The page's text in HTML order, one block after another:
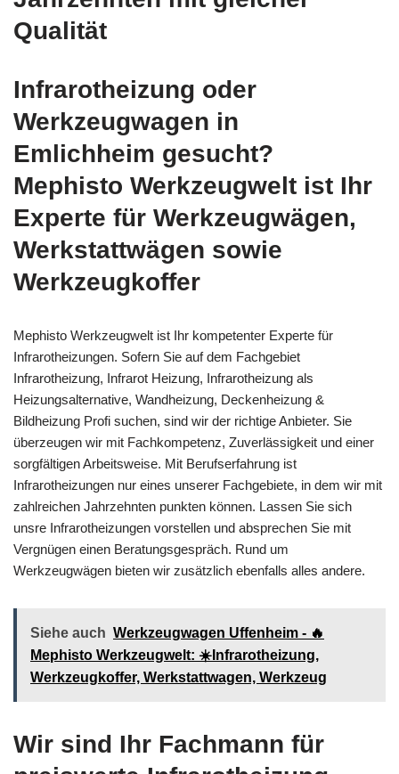
Qualität
Infrarotheizung oder
Werkzeugwagen in
Emlichheim gesucht?
Mephisto Werkzeugwelt ist Ihr
Experte für Werkzeugwägen,
Werkstattwägen sowie
Werkzeugkoffer
Mephisto Werkzeugwelt ist Ihr kompetenter Experte für
Infrarotheizungen. Sofern Sie auf dem Fachgebiet
Infrarotheizung, Infrarot Heizung, Infrarotheizung als
Heizungsalternative, Wandheizung, Deckenheizung &
Bildheizung Profi suchen, sind wir der richtige Anbieter. Sie
überzeugen wir mit Fachkompetenz, Zuverlässigkeit und einer
sorgfältigen Arbeitsweise. Mit Berufserfahrung ist
Infrarotheizungen nur eines unserer Fachgebiete, in dem wir mit
zahlreichen Jahrzehnten punkten können. Lassen Sie sich
unsre Infrarotheizungen vorstellen und absprechen Sie mit
Vergnügen einen Beratungsgespräch. Rund um
Werkzeugwägen bieten wir zusätzlich ebenfalls alles andere.
Siehe auch Werkzeugwagen Uffenheim - 🔥
Mephisto Werkzeugwelt: ☀️Infrarotheizung,
Werkzeugkoffer, Werkstattwagen, Werkzeug
Wir sind Ihr Fachmann für